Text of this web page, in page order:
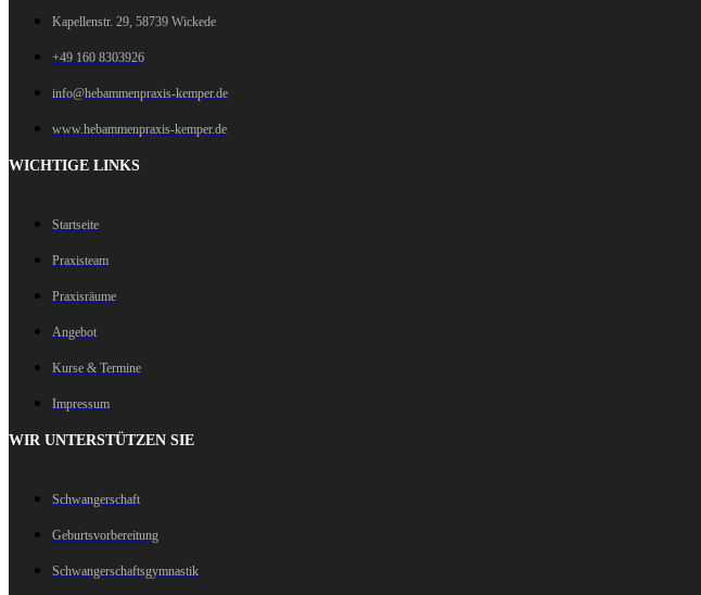
Kapellenstr. 29, 58739 Wickede
+49 160 8303926
info@hebammenpraxis-kemper.de
www.hebammenpraxis-kemper.de
WICHTIGE LINKS
Startseite
Praxisteam
Praxisräume
Angebot
Kurse & Termine
Impressum
WIR UNTERSTÜTZEN SIE
Schwangerschaft
Geburtsvorbereitung
Schwangerschaftsgymnastik